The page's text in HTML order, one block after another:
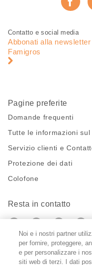
Piè
pagina
Navigazione
pagina
Contatto e social media
Abbonati alla newsletter
Famigros
Pagine preferite
Domande frequenti
Tutte le informazioni
Servizio clienti e
Protezione dei dati
Colofone
Resta in contatto
https://https://
Impostazioni cookie
Noi e i nostri partner
per fornire, proteggere,
e per personalizzare i
siti web di terzi. I dati